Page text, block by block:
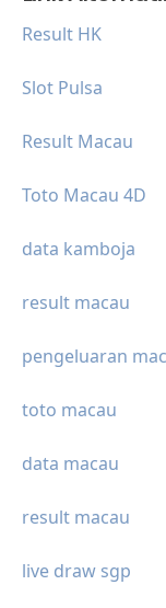
Result HK
Slot Pulsa
Result Macau
Toto Macau 4D
data kamboja
result macau
pengeluaran
toto macau
data macau
result macau
live draw sgp